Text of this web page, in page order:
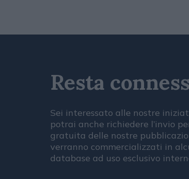
Resta
Sei interessato alle nostre
potrai anche richiedere l’invio
gratuita delle nostre
verranno commercializzati in
database ad uso esclusivo